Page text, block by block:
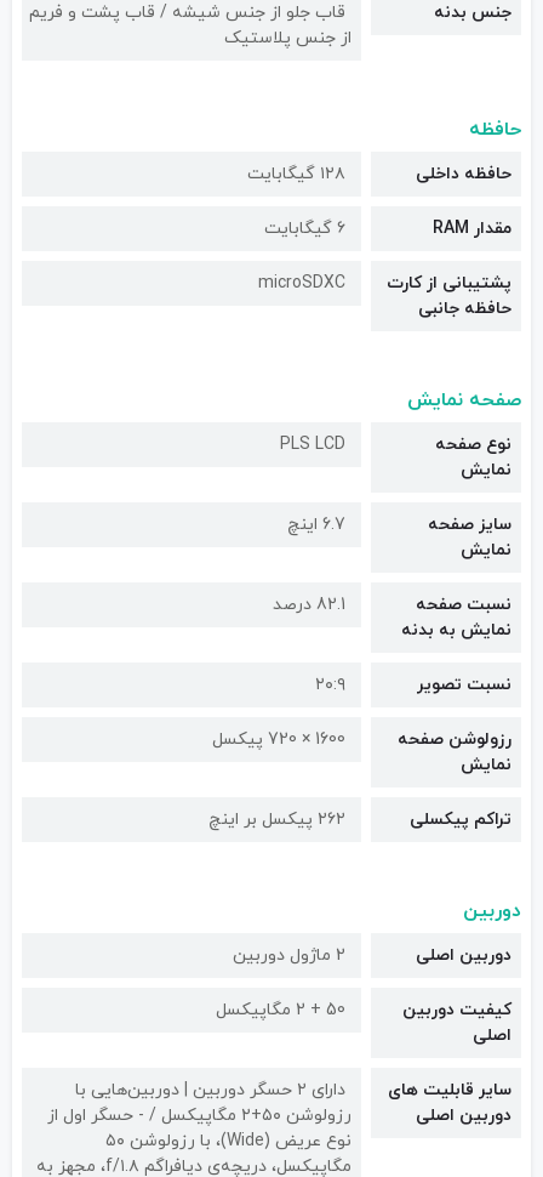
جنس بدنه
قاب جلو از جنس شیشه / قاب پشت و فریم
از جنس پلاستیک
حافظه
حافظه داخلی ۱۲۸ گیگابایت
مقدار RAM ۶ گیگابایت
پشتیبانی از کارت
حافظه جانبی
microSDXC
صفحه نمایش
نوع صفحه
نمایش
PLS LCD
سایز صفحه
نمایش
6.7 اینچ
نسبت صفحه
نمایش به بدنه
82.1 درصد
نسبت تصویر ۲۰:۹
رزولوشن صفحه
نمایش
1600 × 720 پیکسل
تراکم پیکسلی ۲۶۲ پیکسل بر اینچ
دوربین
دوربین اصلی 2 ماژول دوربین
کیفیت دوربین‌
اصلی
50 + 2 مگاپیکسل
سایر قابلیت های
دوربین اصلی
دارای ۲ حسگر دوربین | دوربین‌هایی با
رزولوشن ۵۰+۲ مگاپیکسل / - حسگر اول از
نوع عریض (Wide)، با رزولوشن ۵۰
مگاپیکسل، دریچه‌ی دیافراگم f/۱.۸، مجهز به